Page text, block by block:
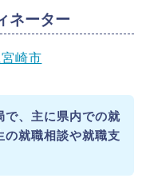
ネーター
崎市
で、主に県内での就
の就職相談や就職支